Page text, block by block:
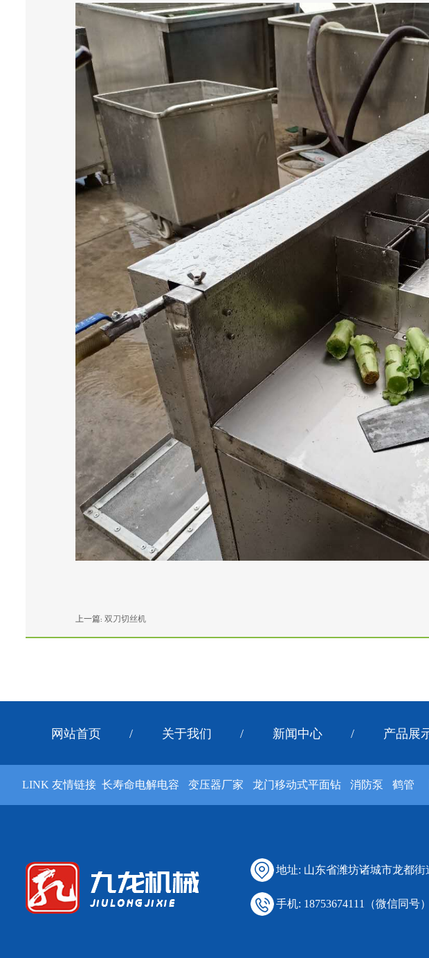
上一篇: 双刀切丝机
网站首页 / 关于我们 / 新闻中心 / 产品展
LINK 友情链接 长寿命电解电容 变压器厂家 龙门移动式平面钻 消防泵 鹤管
地址: 山东省潍坊诸城市龙都街
手机: 18753674111（微信同号）